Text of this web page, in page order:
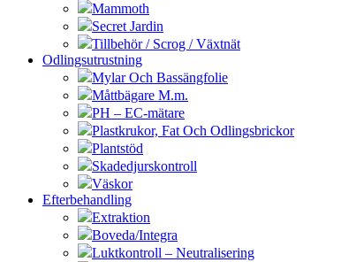
Mammoth
Secret Jardin
Tillbehör / Scrog / Växtnät
Odlingsutrustning
Mylar Och Bassängfolie
Måttbägare M.m.
PH – EC-mätare
Plastkrukor, Fat Och Odlingsbrickor
Plantstöd
Skadedjurskontroll
Väskor
Efterbehandling
Extraktion
Boveda/Integra
Luktkontroll – Neutralisering